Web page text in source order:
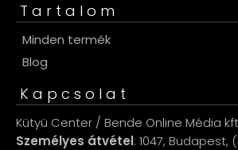
Tartalom
Minden termék
Blog
Kapcsolat
Kütyü Center / Bende Online Média
Személyes átvétel: 1047, Budapest,